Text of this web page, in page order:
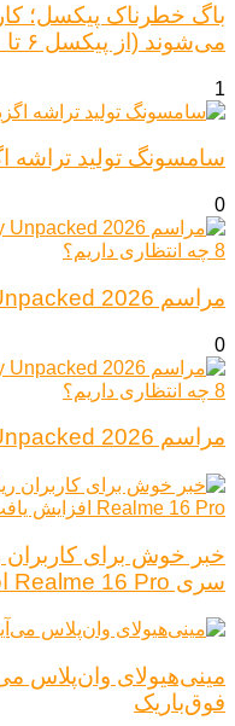
می‌شوند (از پیکسل ۶ تا ۱۰)
1
سامسونگ تولید تراشه اگزینوس
0
مراسم Galaxy Unpacked 2026
0
مراسم Galaxy Unpacked 2026
خبر خوش برای کاربران
سری Realme 16 Pro افزایش یافت
مینی‌هیولای وان‌پلاس
فوق‌باریک